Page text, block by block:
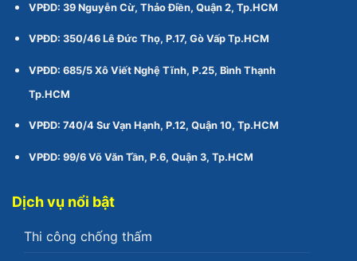
VPĐD: 39 Nguyễn Cừ, Thảo Điền, Quận 2, Tp.HCM
VPĐD: 350/46 Lê Đức Thọ, P.17, Gò Vấp Tp.HCM
VPĐD: 685/5 Xô Viết Nghệ Tĩnh, P.25, Bình Thạnh
Tp.HCM
VPĐD: 740/4 Sư Vạn Hạnh, P.12, Quận 10, Tp.HCM
VPĐD: 99/6 Võ Văn Tần, P.6, Quận 3, Tp.HCM
Dịch vụ nổi bật
Thi công chống thấm